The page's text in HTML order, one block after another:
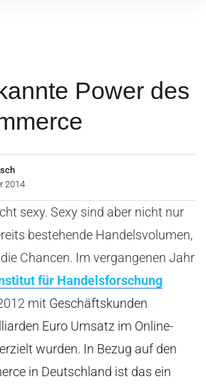
Power des
2014
sexy. Sexy sind aber nicht nur
bestehende Handelsvolumen,
Chancen. Im vergangenen Jahr
für Handelsforschung
mit Geschäftskunden
Euro Umsatz im Online-
wurden. In Bezug auf den
in Deutschland ist das ein